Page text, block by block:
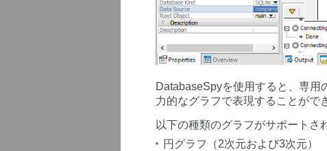
DatabaseSpyを使用すると、専
力的なグラフで表現することがで
以下の種類のグラフがサポートさ
円グラフ（2次元および3次元）